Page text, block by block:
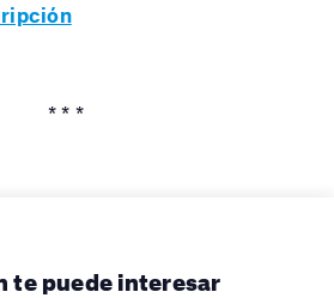
* * *
te puede interesar